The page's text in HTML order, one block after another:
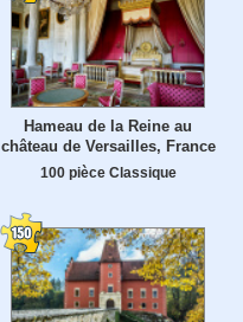
Hameau de la Reine au
château de Versailles, France
100 pièce Classique